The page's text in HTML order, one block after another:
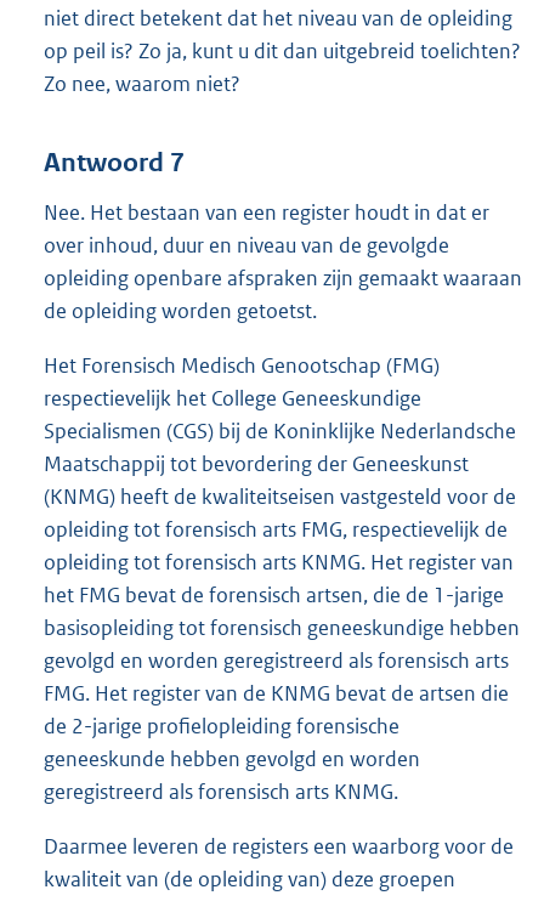
niet direct betekent dat het niveau van de opleiding
op peil is? Zo ja, kunt u dit dan uitgebreid toelichten?
Zo nee, waarom niet?
Antwoord 7
Nee. Het bestaan van een register houdt in dat er
over inhoud, duur en niveau van de gevolgde
opleiding openbare afspraken zijn gemaakt waaraan
de opleiding worden getoetst.
Het Forensisch Medisch Genootschap (FMG)
respectievelijk het College Geneeskundige
Specialismen (CGS) bij de Koninklijke Nederlandsche
Maatschappij tot bevordering der Geneeskunst
(KNMG) heeft de kwaliteitseisen vastgesteld voor de
opleiding tot forensisch arts FMG, respectievelijk de
opleiding tot forensisch arts KNMG. Het register van
het FMG bevat de forensisch artsen, die de 1-jarige
basisopleiding tot forensisch geneeskundige hebben
gevolgd en worden geregistreerd als forensisch arts
FMG. Het register van de KNMG bevat de artsen die
de 2-jarige profielopleiding forensische
geneeskunde hebben gevolgd en worden
geregistreerd als forensisch arts KNMG.
Daarmee leveren de registers een waarborg voor de
kwaliteit van (de opleiding van) deze groepen